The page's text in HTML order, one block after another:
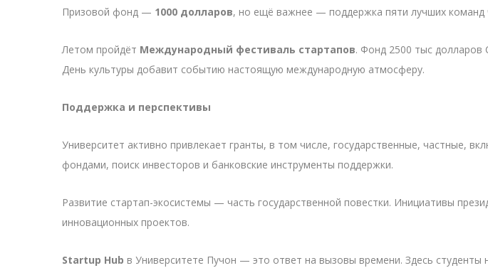
Призовой фонд — 1000 долларов, но ещё важнее — поддержка пяти лучших
Летом пройдёт Международный фестиваль стартапов. Фонд 2500 тыс долларов
День культуры добавит событию настоящую международную атмосферу.
Поддержка и перспективы
Университет активно привлекает гранты, в том числе, государственные, частные,
фондами, поиск инвесторов и банковские инструменты поддержки.
Развитие стартап-экосистемы — часть государственной повестки. Инициативы
инновационных проектов.
Startup Hub в Университете Пучон — это ответ на вызовы времени. Здесь